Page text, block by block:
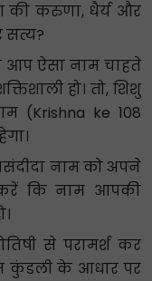
की करुणा, धैर्य और
सत्य?
आप ऐसा नाम चाहते
हो। तो, शिशु
ke 108
नाम को अपने
कि नाम आपकी
से परामर्श कर
कुंडली के आधार पर